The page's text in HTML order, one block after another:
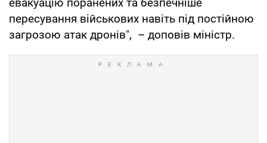
пересування військових навіть під постійною
загрозою атак дронів", – доповів міністр.